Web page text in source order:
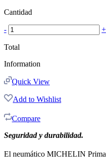
Cantidad
- +
Total
Information
Quick View
Add to Wishlist
Compare
Seguridad y durabilidad.
El neumático MICHELIN